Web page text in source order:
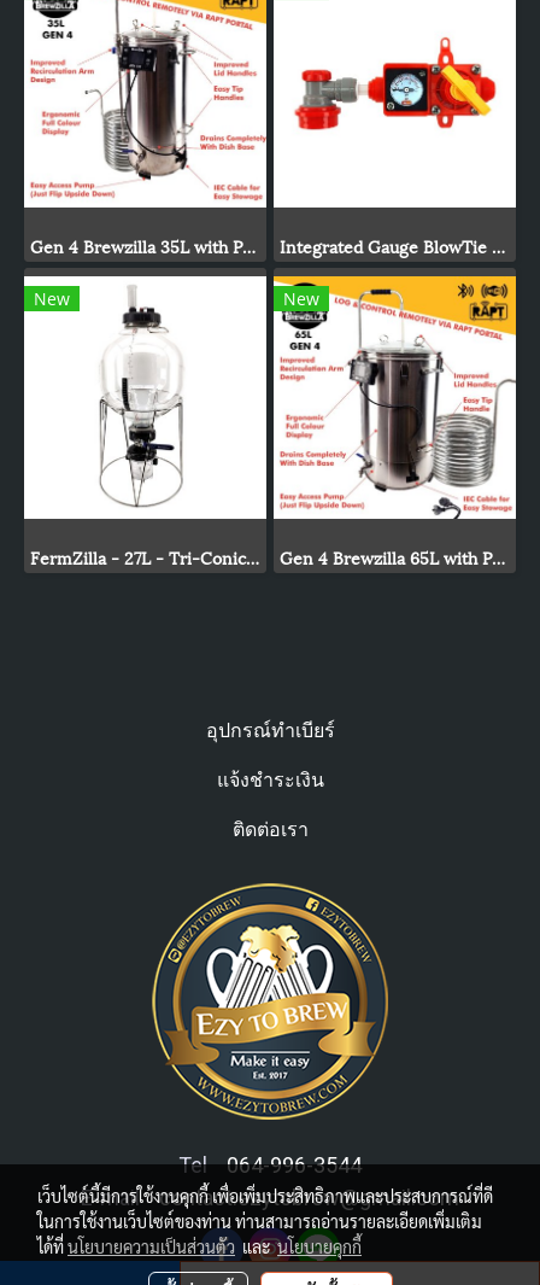
Gen 4 Brewzilla 35L with Pump 1900/500w - 220-240V AC Integrated Gauge BlowTie Spunding Valve Kit (0-15psi)
New
FermZilla - 27L - Tri-Conical Uni Tank Fermenter Gen3
New
Gen 4 Brewzilla 65L with Pump 1900/500w - 220-240V AC
อุปกรณ์ทำเบียร์
แจ้งชำระเงิน
ติดต่อเรา
Tel064-996-3544
E-mailcontact.ezytobrew@gmail.com
เว็บไซต์นี้มีการใช้งานคุกกี้ เพื่อเพิ่มประสิทธิภาพและประสบการณ์ที่ดี
ในการใช้งานเว็บไซต์ของท่าน ท่านสามารถอ่านรายละเอียดเพิ่มเติม
ได้ที่นโยบายความเป็นส่วนตัว และนโยบายคุกกี้